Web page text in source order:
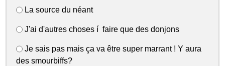
La source du néant
J'ai d'autres choses í faire que des donjons
Je sais pas mais ça va être super marrant ! Y aura
des smourbiffs?